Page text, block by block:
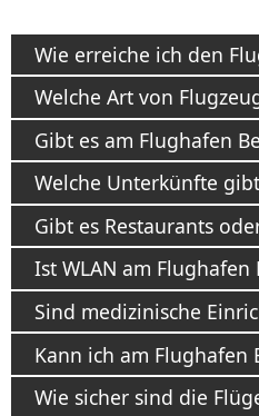
Wie erreiche ich den
Welche Art von
Gibt es am Flughafen
Welche Unterkünfte
Gibt es Restaurants
Ist WLAN am
Sind medizinische
Kann ich am Flughafen
Wie sicher sind die